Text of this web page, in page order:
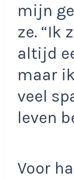
mijn
ze. “Ik
altijd
maar
veel
leven
Voor